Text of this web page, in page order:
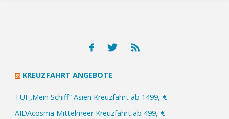
KREUZFAHRT ANGEBOTE
TUI „Mein Schiff“ Asien Kreuzfahrt ab 1499,-€
AIDAcosma Mittelmeer Kreuzfahrt ab 499,-€